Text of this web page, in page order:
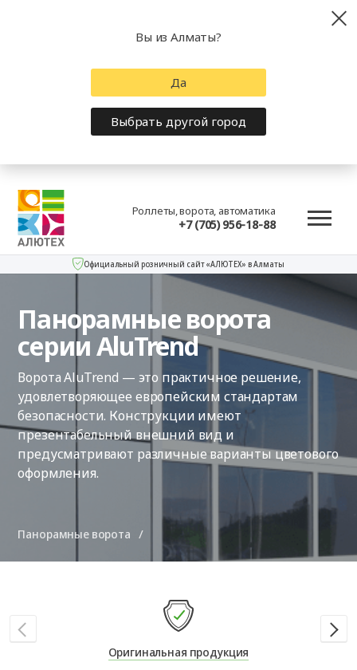
Роллеты, ворота, автоматика
+7 (705) 956-18-88
Официальный розничный сайт «АЛЮТЕХ» в Алматы
Панорамные ворота
серии AluTrend
Ворота AluTrend — это практичное решение,
удовлетворяющее европейским стандартам
безопасности. Конструкции имеют
презентабельный внешний вид и
предусматривают различные варианты цветового
оформления.
Панорамные ворота
Оригинальная продукция
Вы из Алматы?
Да
Выбрать другой город